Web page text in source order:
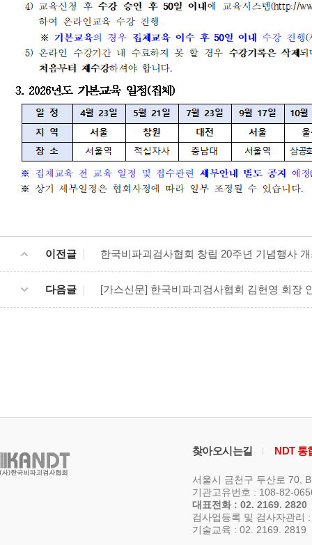
이전글 한국비파괴검사협회 창립 20주년 기념행사
다음글 [가스신문] 한국비파괴검사협회 김헌영 회장
찾아오시는길 NDT 통
서울시 금천구 두산로 70,
기관고유번호 : 108-82-
대표전화 : 02. 2169. 2820
검사업등록 및 검사자관리
기술교육 : 02. 2169. 2819